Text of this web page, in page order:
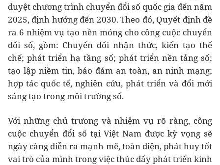
duyệt chương trình chuyển đổi số quốc gia đến năm
2025, định hướng đến 2030. Theo đó, Quyết định đề
ra 6 nhiệm vụ tạo nền móng cho công cuộc chuyển
đổi số, gồm: Chuyển đổi nhận thức, kiến tạo thể
chế; phát triển hạ tầng số; phát triển nền tảng số;
tạo lập niềm tin, bảo đảm an toàn, an ninh mạng;
hợp tác quốc tế, nghiên cứu, phát triển và đổi mới
sáng tạo trong môi trường số.
Với những chủ trương và nhiệm vụ rõ ràng, công
cuộc chuyển đổi số tại Việt Nam được kỳ vọng sẽ
ngày càng diễn ra mạnh mẽ, toàn diện, phát huy tốt
vai trò của mình trong việc thúc đẩy phát triển kinh